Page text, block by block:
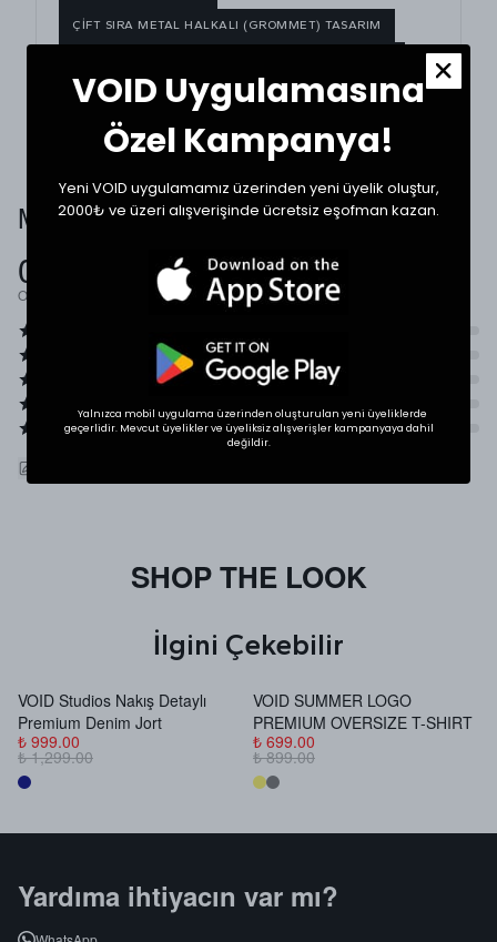
ÇIFT SIRA METAL HALKALI (GROMMET) TASARIM
UNISEX KULLANIMA UYGUN
Müşteri Yorumları
0.0
Ortalama Puan
SHOP THE LOOK
İlgini Çekebilir
VOID Studios Nakış Detaylı
Premium Denim Jort
₺ 999.00
₺ 1,299.00
VOID SUMMER LOGO
PREMIUM OVERSIZE T-SHIRT
₺ 699.00
₺ 899.00
Yardıma ihtiyacın var mı?
VOID Uygulamasına
Özel Kampanya!
Yeni VOID uygulamamız üzerinden yeni üyelik oluştur,
2000₺ ve üzeri alışverişinde ücretsiz eşofman kazan.
Yalnızca mobil uygulama üzerinden oluşturulan yeni üyeliklerde
geçerlidir. Mevcut üyelikler ve üyeliksiz alışverişler kampanyaya dahil
değildir.